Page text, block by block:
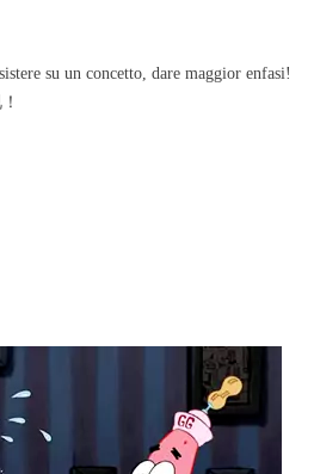
su un concetto, dare maggior enfasi!